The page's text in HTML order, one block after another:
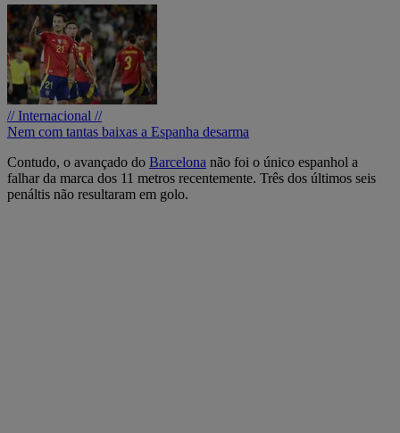
// Internacional //
Nem com tantas baixas a Espanha desarma
Contudo, o avançado do Barcelona não foi o único espanhol a
falhar da marca dos 11 metros recentemente. Três dos últimos seis
penáltis não resultaram em golo.